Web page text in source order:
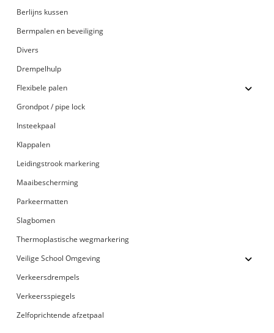
Berlijns kussen
Bermpalen en beveiliging
Divers
Drempelhulp
Flexibele palen
Grondpot / pipe lock
Insteekpaal
Klappalen
Leidingstrook markering
Maaibescherming
Parkeermatten
Slagbomen
Thermoplastische wegmarkering
Veilige School Omgeving
Verkeersdrempels
Verkeersspiegels
Zelfoprichtende afzetpaal